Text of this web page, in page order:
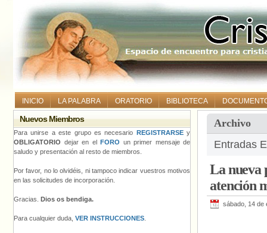
INICIO LA PALABRA ORATORIO BIBLIOTECA
Archivo
Entradas
La nueva
atención
sábado, 14 de
Nuevos Miembros
Para unirse a este grupo es necesario REGISTRARSEy
OBLIGATORIO dejar en el FORO un primer mensaje de
saludo y presentación al resto de miembros.
Por favor, no lo olvidéis, ni tampoco indicar vuestros motivos
en las solicitudes de incorporación.
Gracias. Dios os bendiga.
Para cualquier duda, VER INSTRUCCIONES